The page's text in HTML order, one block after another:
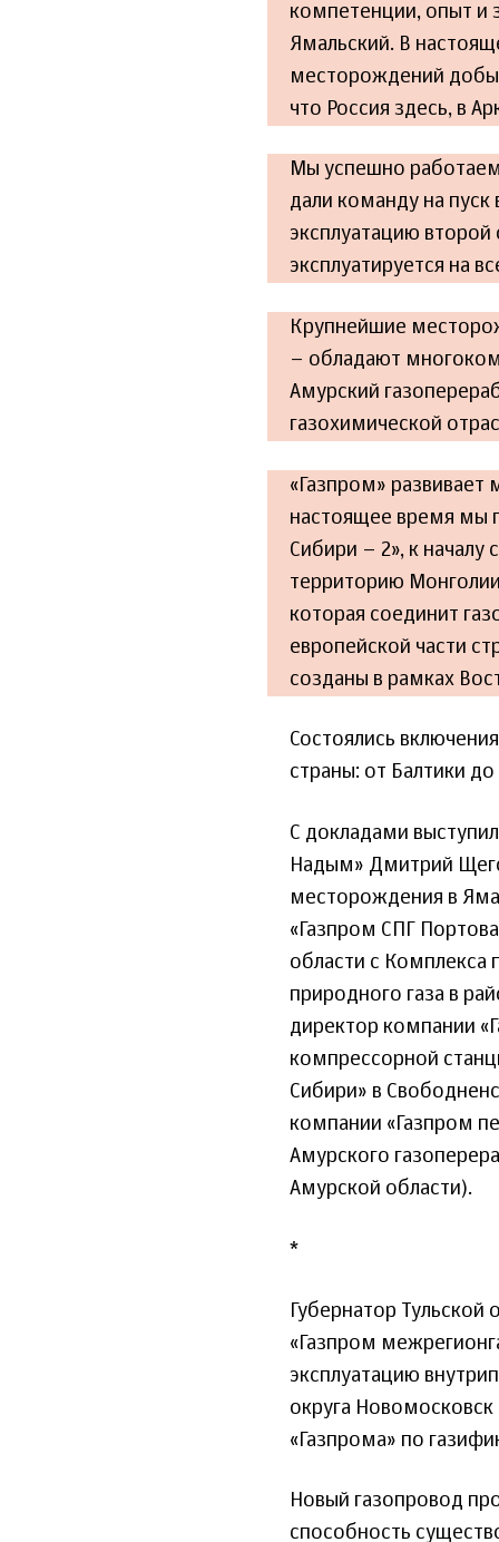
компетенции, опыт и
Ямальский. В
месторождений
что Россия здесь, в
Мы успешно
дали команду на
эксплуатацию второй
эксплуатируется на
Крупнейшие
– обладают
Амурский
газохимической
«Газпром» развивает
настоящее время мы
Сибири – 2», к началу
территорию
которая соединит
европейской части
созданы в рамках
Состоялись
страны: от Балтики
С докладами
Надым» Дмитрий
месторождения в
«Газпром СПГ
области с Комплекса
природного газа в
директор компании
компрессорной
Сибири» в
компании «Газпром
Амурского
Амурской области).
*
Губернатор
«Газпром
эксплуатацию
округа
«Газпрома» по
Новый газопровод
способность